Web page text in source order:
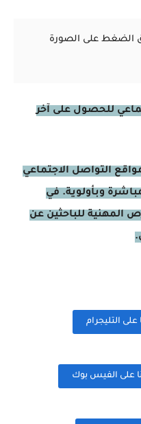
الضغط على الصورة
للحصول على آخر
التواصل الاجتماعي
وبأولوية. في
المهنية للباحثين عن
التليجرام
على الفيس بوك